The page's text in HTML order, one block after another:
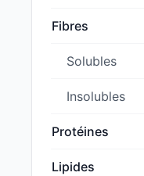
Fibres
Solubles
Insolubles
Protéines
Lipides